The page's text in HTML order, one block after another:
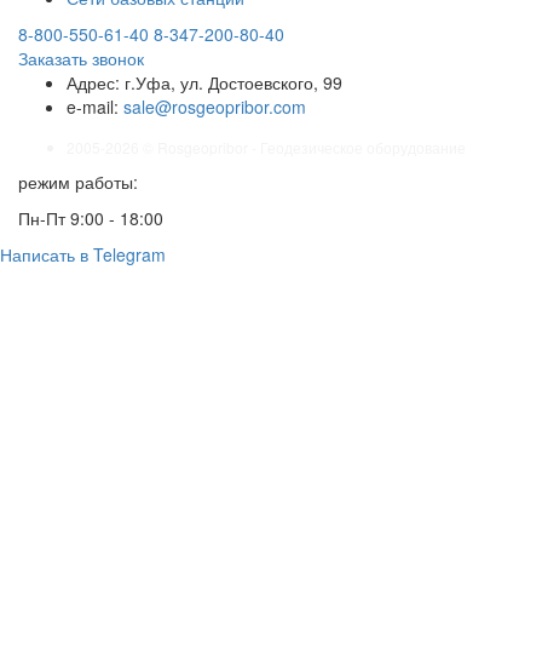
8-800-550-61-40 8-347-200-80-40
Заказать звонок
Адрес: г.Уфа, ул. Достоевского, 99
e-mail: sale@rosgeopribor.com
режим работы:
Пн-Пт 9:00 - 18:00
Написать в Telegram